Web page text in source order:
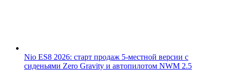
Nio ES8 2026: старт продаж 5-местной версии с
сиденьями Zero Gravity и автопилотом NWM 2.5